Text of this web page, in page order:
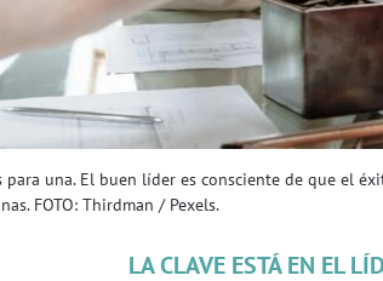
una. El buen líder es consciente de que el
FOTO: Thirdman / Pexels.
LA CLAVE ESTÁ EN EL